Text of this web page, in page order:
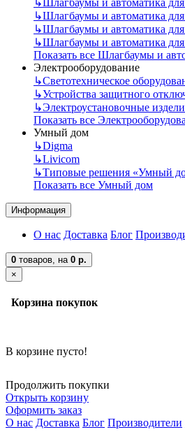
↳Шлагбаумы и автоматика
↳Шлагбаумы и автоматика
↳Шлагбаумы и автоматика
↳Шлагбаумы и автоматика
Показать все Шлагбаумы и
Электрооборудование
↳Светотехническое
↳Устройства защитного
↳Электроустановочные
Показать все
Умный дом
↳Digma
↳Livicom
↳Типовые решения «Умный
Показать все Умный дом
Информация
О нас Доставка Блог
0 товаров, на 0 р.
×
Корзина покупок
В корзине пусто!
Продолжить покупки
Открыть корзину
Оформить заказ
О нас Доставка Блог Производители